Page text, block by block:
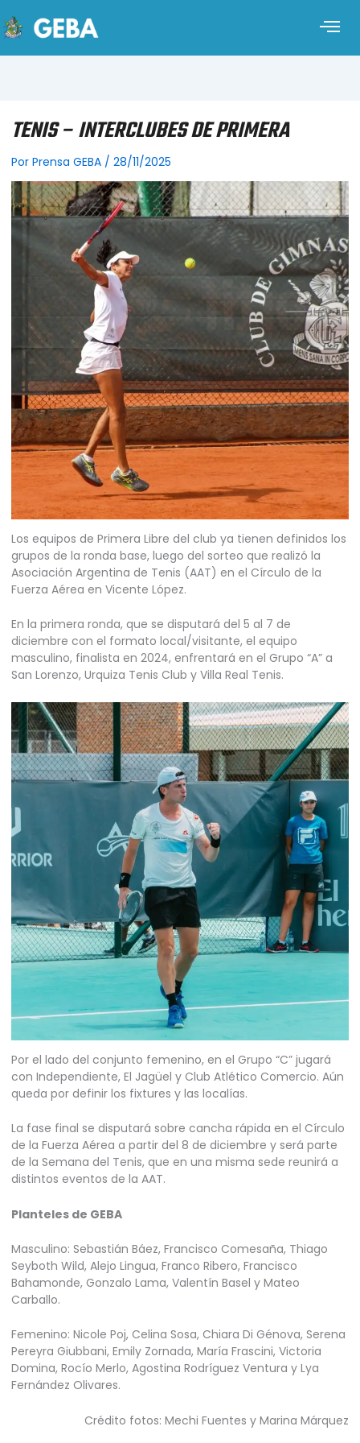
TENIS – INTERCLUBES DE PRIMERA
Por Prensa GEBA / 28/11/2025
Los equipos de Primera Libre del club ya tienen definidos los
grupos de la ronda base, luego del sorteo que realizó la
Asociación Argentina de Tenis (AAT) en el Círculo de la
Fuerza Aérea en Vicente López.
En la primera ronda, que se disputará del 5 al 7 de
diciembre con el formato local/visitante, el equipo
masculino, finalista en 2024, enfrentará en el Grupo “A” a
San Lorenzo, Urquiza Tenis Club y Villa Real Tenis.
Por el lado del conjunto femenino, en el Grupo “C” jugará
con Independiente, El Jagüel y Club Atlético Comercio. Aún
queda por definir los fixtures y las localías.
La fase final se disputará sobre cancha rápida en el Círculo
de la Fuerza Aérea a partir del 8 de diciembre y será parte
de la Semana del Tenis, que en una misma sede reunirá a
distintos eventos de la AAT.
Planteles de GEBA
Masculino: Sebastián Báez, Francisco Comesaña, Thiago
Seyboth Wild, Alejo Lingua, Franco Ribero, Francisco
Bahamonde, Gonzalo Lama, Valentín Basel y Mateo
Carballo.
Femenino: Nicole Poj, Celina Sosa, Chiara Di Génova, Serena
Pereyra Giubbani, Emily Zornada, María Frascini, Victoria
Domina, Rocío Merlo, Agostina Rodríguez Ventura y Lya
Fernández Olivares.
Crédito fotos: Mechi Fuentes y Marina Márquez